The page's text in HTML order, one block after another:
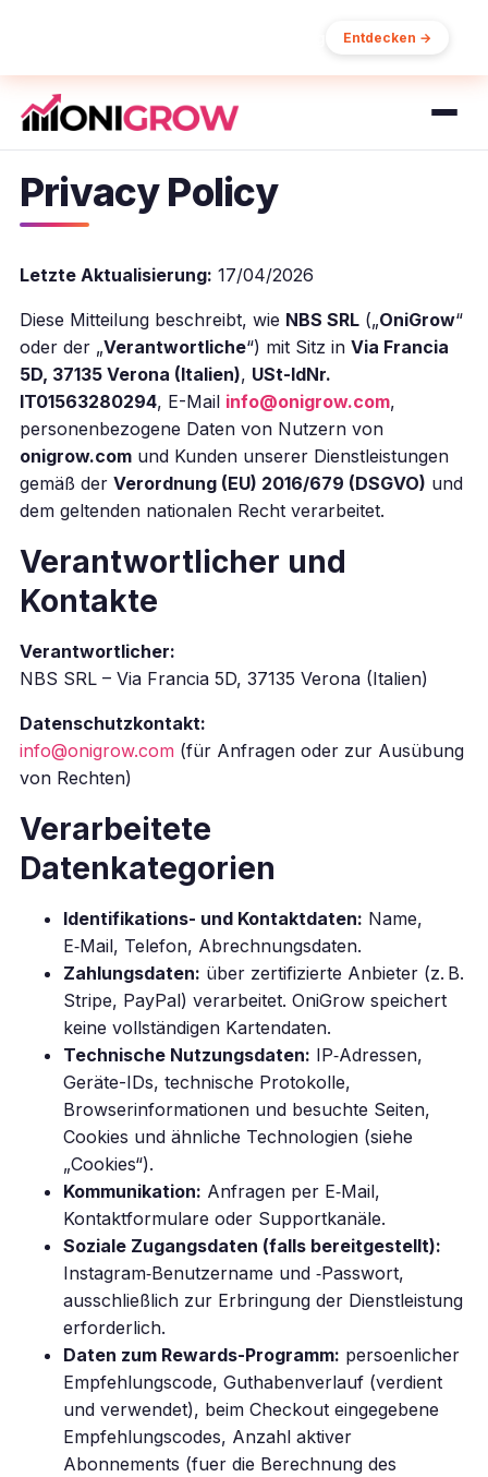
Entdecken →
Privacy Policy
Letzte Aktualisierung: 17/04/2026
Diese Mitteilung beschreibt, wie NBS SRL(„OniGrow“
oder der „Verantwortliche“) mit Sitz in Via Francia
5D, 37135 Verona (Italien), USt-IdNr.
IT01563280294, E-Mail info@onigrow.com,
personenbezogene Daten von Nutzern von
onigrow.comund Kunden unserer Dienstleistungen
gemäß der Verordnung (EU) 2016/679 (DSGVO) und
dem geltenden nationalen Recht verarbeitet.
Verantwortlicher und
Kontakte
Verantwortlicher:
NBS SRL – Via Francia 5D, 37135 Verona (Italien)
Datenschutzkontakt:
info@onigrow.com (für Anfragen oder zur Ausübung
von Rechten)
Verarbeitete
Datenkategorien
Identifikations- und Kontaktdaten: Name,
E‑Mail, Telefon, Abrechnungsdaten.
Zahlungsdaten: über zertifizierte Anbieter (z. B.
Stripe, PayPal) verarbeitet. OniGrow speichert
keine vollständigen Kartendaten.
Technische Nutzungsdaten: IP‑Adressen,
Geräte-IDs, technische Protokolle,
Browserinformationen und besuchte Seiten,
Cookies und ähnliche Technologien (siehe
„Cookies“).
Kommunikation: Anfragen per E‑Mail,
Kontaktformulare oder Supportkanäle.
Soziale Zugangsdaten (falls bereitgestellt):
Instagram‑Benutzername und ‑Passwort,
ausschließlich zur Erbringung der Dienstleistung
erforderlich.
Daten zum Rewards-Programm: persoenlicher
Empfehlungscode, Guthabenverlauf (verdient
und verwendet), beim Checkout eingegebene
Empfehlungscodes, Anzahl aktiver
Abonnements (fuer die Berechnung des